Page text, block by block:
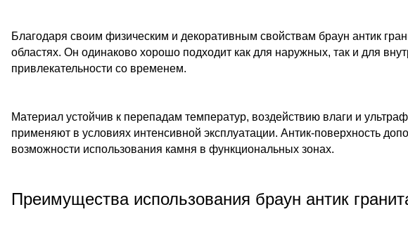
Благодаря своим физическим и декоративным свойствам браун антик
областях. Он одинаково хорошо подходит как для наружных, так и для
привлекательности со временем.
Материал устойчив к перепадам температур, воздействию влаги и
применяют в условиях интенсивной эксплуатации. Антик-поверхность
возможности использования камня в функциональных зонах.
Преимущества использования браун антик